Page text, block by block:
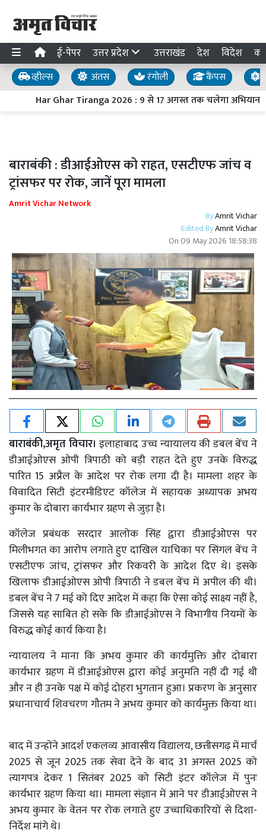
ई-पेपर उत्तर प्रदेश उत्तराखंड देश विदेश
व्हील्स अंतस रंगोली कैंपस
Har Ghar Tiranga 2026 : 9 से 17 अगस्त तक चलेगा अभियान,
बाराबंकी : डीआईओएस को राहत, एसटीएफ जांच व
ट्रांसफर पर रोक, जानें पूरा मामला
Amrit Vichar Network
ByAmrit Vichar
Edited ByAmrit Vichar
On09 May 2026 18:58:38
बाराबंकी,अमृत विचार। इलाहाबाद उच्च न्यायालय की डबल बेंच ने
डीआईओएस ओपी त्रिपाठी को बड़ी राहत देते हुए उनके विरुद्ध
पारित 15 अप्रैल के आदेश पर रोक लगा दी है। मामला शहर के
विवादित सिटी इंटरमीडिएट कॉलेज में सहायक अध्यापक अभय
कुमार के दोबारा कार्यभार ग्रहण से जुड़ा है।
कॉलेज प्रबंधक सरदार आलोक सिंह द्वारा डीआईओएस पर
मिलीभगत का आरोप लगाते हुए दाखिल याचिका पर सिंगल बेंच ने
एसटीएफ जांच, ट्रांसफर और रिकवरी के आदेश दिए थे। इसके
खिलाफ डीआईओएस ओपी त्रिपाठी ने डबल बेंच में अपील की थी।
डबल बेंच ने 7 मई को दिए आदेश में कहा कि ऐसा कोई साक्ष्य नहीं है,
जिससे यह साबित हो सके कि डीआईओएस ने विभागीय नियमों के
विरुद्ध कोई कार्य किया है।
न्यायालय ने माना कि अभय कुमार की कार्यमुक्ति और दोबारा
कार्यभार ग्रहण में डीआईओएस द्वारा कोई अनुमति नहीं दी गई थी
और न ही उनके पक्ष में कोई दोहरा भुगतान हुआ। प्रकरण के अनुसार
प्रधानाचार्य शिवचरण गौतम ने अभय कुमार को कार्यमुक्त किया था।
बाद में उन्होंने आदर्श एकलव्य आवासीय विद्यालय, छत्तीसगढ़ में मार्च
2025 से जून 2025 तक सेवा देने के बाद 31 अगस्त 2025 को
त्यागपत्र देकर 1 सितंबर 2025 को सिटी इंटर कॉलेज में पुनः
कार्यभार ग्रहण किया था। मामला संज्ञान में आने पर डीआईओएस ने
अभय कुमार के वेतन पर रोक लगाते हुए उच्चाधिकारियों से दिशा-
निर्देश मांगे थे।